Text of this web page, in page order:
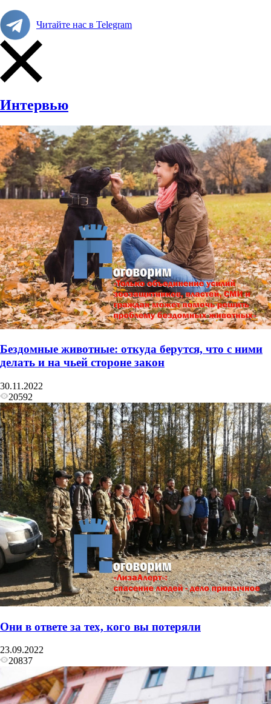
Читайте нас в Telegram
Интервью
Бездомные животные: откуда берутся, что с ними
делать и на чьей стороне закон
30.11.2022
20592
Они в ответе за тех, кого вы потеряли
23.09.2022
20837